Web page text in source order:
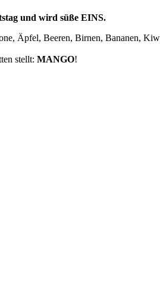
und wird süße EINS.
Äpfel, Beeren, Birnen, Bananen,
stellt: MANGO!